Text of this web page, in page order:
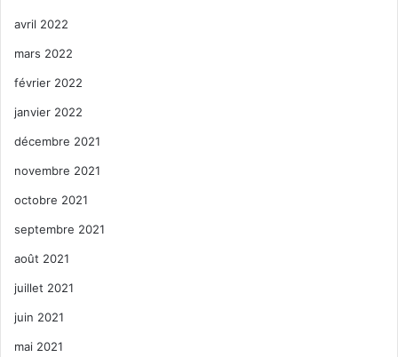
avril 2022
mars 2022
février 2022
janvier 2022
décembre 2021
novembre 2021
octobre 2021
septembre 2021
août 2021
juillet 2021
juin 2021
mai 2021